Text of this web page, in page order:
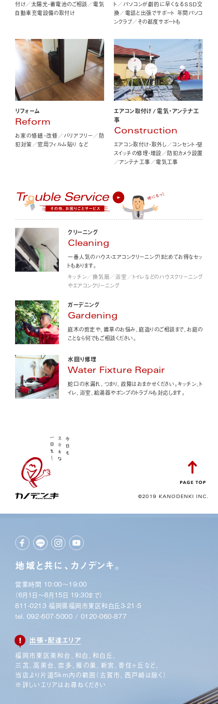
付け／太陽光・蓄電池のご相談／電気
自動車充電設備の取付け
ト／パソコンが劇的に早くなるSSD交
換／電話と出張でサポート 年間パソコ
ンクラブ／その都度サポートも
リフォーム
Reform
お家の修繕・改修／バリアフリー／防
犯対策／窓用フィルム貼り など
エアコン取付け/電気・アンテナ工
事
Construction
エアコン取付け・取外し／コンセント・壁
スイッチの修理・増設／防犯カメラ設置
／アンテナ工事／電気工事
クリーニング
Cleaning
一番人気のハウス・エアコンクリーニング！まとめてお得なセッ
トもあります。
キッチン／換気扇／浴室／トイレなどのハウスクリーニング
やエアコンクリーニング
ガーデニング
Gardening
庭木の剪定や、雑草のお悩み、庭造りのご相談まで、お庭の
ことなら何でもご相談ください。
水回り修理
Water Fixture Repair
蛇口の水漏れ、つまり、故障はおまかせください。キッチン、ト
イレ、浴室、給湯器やポンプのトラブルも対応します。
©2019 KANODENKI INC.
地域と共に、カノデンキ。
営業時間 10:00〜19:00
（6月1日〜8月15日 19:30まで）
811-0213 福岡県福岡市東区和白丘3-21-5
tel. 092-607-5000 / 0120-060-877
出張・配達エリア
福岡市東区美和台、和白、和白丘、
三苫、高美台、奈多、 雁の巣、新宮、香住ヶ丘など、
当店より片道5km内の範囲 （古賀市、西戸崎は除く）
※詳しいエリアはお尋ねください